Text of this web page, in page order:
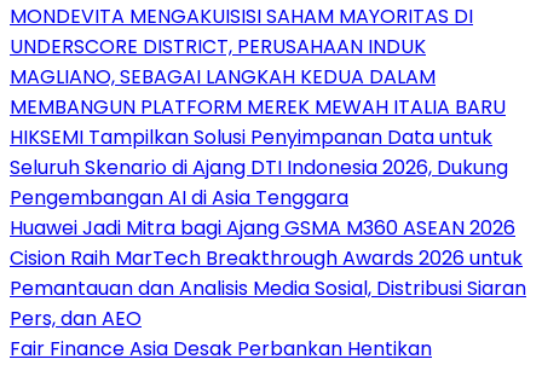
MONDEVITA MENGAKUISISI SAHAM MAYORITAS DI
UNDERSCORE DISTRICT, PERUSAHAAN INDUK
MAGLIANO, SEBAGAI LANGKAH KEDUA DALAM
MEMBANGUN PLATFORM MEREK MEWAH ITALIA BARU
HIKSEMI Tampilkan Solusi Penyimpanan Data untuk
Seluruh Skenario di Ajang DTI Indonesia 2026, Dukung
Pengembangan AI di Asia Tenggara
Huawei Jadi Mitra bagi Ajang GSMA M360 ASEAN 2026
Cision Raih MarTech Breakthrough Awards 2026 untuk
Pemantauan dan Analisis Media Sosial, Distribusi Siaran
Pers, dan AEO
Fair Finance Asia Desak Perbankan Hentikan